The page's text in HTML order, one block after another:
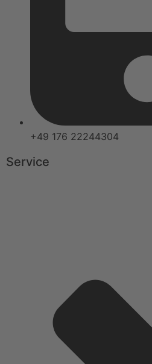
+49 176 22244304
Service